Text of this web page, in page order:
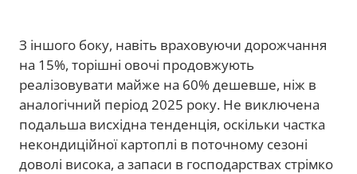
З іншого боку, навіть враховуючи дорожчання
на 15%, торішні овочі продовжують
реалізовувати майже на 60% дешевше, ніж в
аналогічний період 2025 року. Не виключена
подальша висхідна тенденція, оскільки частка
некондиційної картоплі в поточному сезоні
доволі висока, а запаси в господарствах стрімко